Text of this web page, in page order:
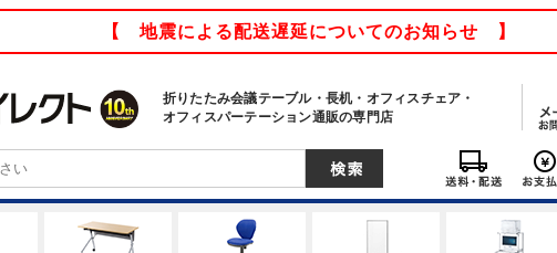
【 地震による配送遅延についてのお知らせ 】
折りたたみ会議テーブル・長机・オフィスチェア・
オフィスパーテーション通販の専門店